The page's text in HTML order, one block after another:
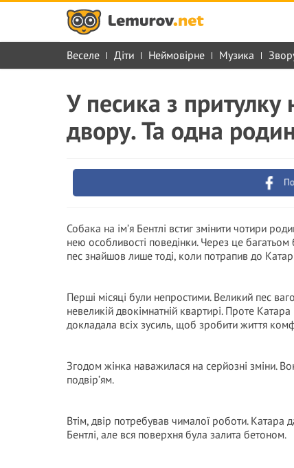
Веселе Діти Неймовірне Музика
У песика з притулку
двору. Та одна
Собака на ім’я Бентлі встиг змінити чотири
нею особливості поведінки. Через це
пес знайшов лише тоді, коли потрапив до
Перші місяці були непростими. Великий пес
невеликій двокімнатній квартирі. Проте
докладала всіх зусиль, щоб зробити життя
Згодом жінка наважилася на серйозні зміни.
подвір’ям.
Втім, двір потребував чималої роботи. Катара
Бентлі, але вся поверхня була залита бетоном.